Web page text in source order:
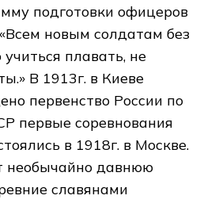
подготовки офицеров
новым солдатам без
плавать, не
В 1913г. в Киеве
первенство России по
первые соревнования
в 1918г. в Москве.
необычайно давнюю
славянами